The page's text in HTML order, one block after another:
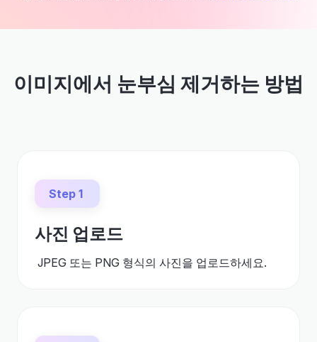
이미지에서 눈부심 제거하는 방법
Step 1
사진 업로드
JPEG 또는 PNG 형식의 사진을 업로드하세요.